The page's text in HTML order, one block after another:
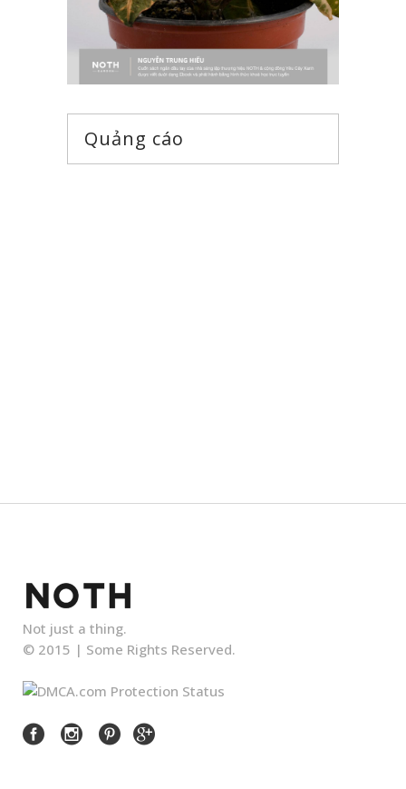
Quảng cáo
Not just a thing.
© 2015 | Some Rights Reserved.